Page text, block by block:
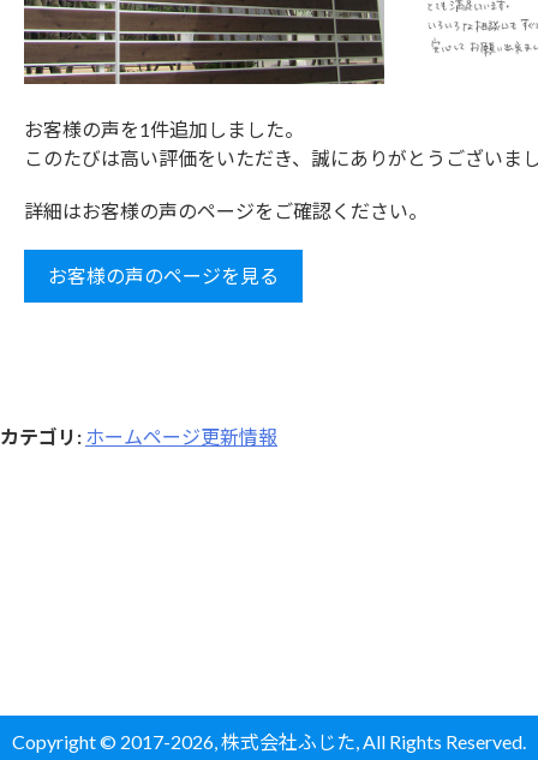
お客様の声を1件追加しました。
このたびは高い評価をいただき、誠にありがとうございま
詳細はお客様の声のページをご確認ください。
お客様の声のページを見る
カテゴリ : ホームページ更新情報
Copyright© 2017-2026,株式会社ふじた, All Rights Reserved.